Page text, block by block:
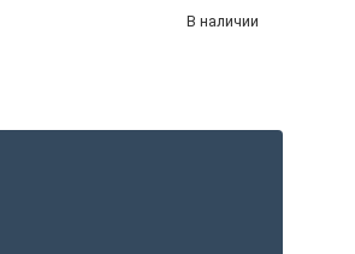
В наличии